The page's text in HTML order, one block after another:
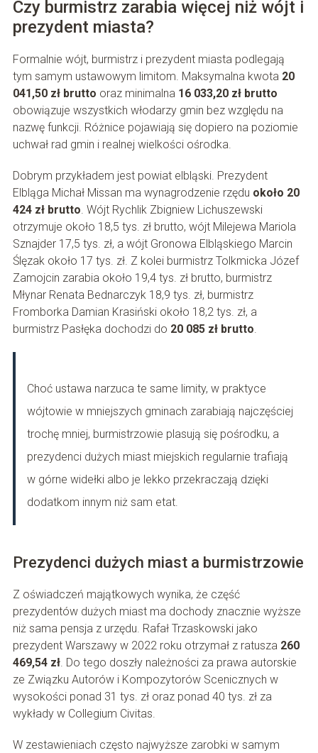
Czy burmistrz zarabia więcej niż wójt i
prezydent miasta?
Formalnie wójt, burmistrz i prezydent miasta podlegają
tym samym ustawowym limitom. Maksymalna kwota 20
041,50 zł brutto oraz minimalna 16 033,20 zł brutto
obowiązuje wszystkich włodarzy gmin bez względu na
nazwę funkcji. Różnice pojawiają się dopiero na poziomie
uchwał rad gmin i realnej wielkości ośrodka.
Dobrym przykładem jest powiat elbląski. Prezydent
Elbląga Michał Missan ma wynagrodzenie rzędu około 20
424 zł brutto. Wójt Rychlik Zbigniew Lichuszewski
otrzymuje około 18,5 tys. zł brutto, wójt Milejewa Mariola
Sznajder 17,5 tys. zł, a wójt Gronowa Elbląskiego Marcin
Ślęzak około 17 tys. zł. Z kolei burmistrz Tolkmicka Józef
Zamojcin zarabia około 19,4 tys. zł brutto, burmistrz
Młynar Renata Bednarczyk 18,9 tys. zł, burmistrz
Fromborka Damian Krasiński około 18,2 tys. zł, a
burmistrz Pasłęka dochodzi do 20 085 zł brutto.
Choć ustawa narzuca te same limity, w praktyce
wójtowie w mniejszych gminach zarabiają najczęściej
trochę mniej, burmistrzowie plasują się pośrodku, a
prezydenci dużych miast miejskich regularnie trafiają
w górne widełki albo je lekko przekraczają dzięki
dodatkom innym niż sam etat.
Prezydenci dużych miast a burmistrzowie
Z oświadczeń majątkowych wynika, że część
prezydentów dużych miast ma dochody znacznie wyższe
niż sama pensja z urzędu. Rafał Trzaskowski jako
prezydent Warszawy w 2022 roku otrzymał z ratusza 260
469,54 zł. Do tego doszły należności za prawa autorskie
ze Związku Autorów i Kompozytorów Scenicznych w
wysokości ponad 31 tys. zł oraz ponad 40 tys. zł za
wykłady w Collegium Civitas.
W zestawieniach często najwyższe zarobki w samym